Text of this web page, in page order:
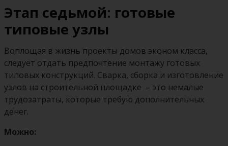
Этап седьмой: готовые
типовые узлы
Воплощая в жизнь проекты домов эконом класса,
следует отдать предпочтение монтажу готовых
типовых конструкций. Сварка, сборка и изготовление
узлов на строительной площадке – это немалые
трудозатраты, которые требую дополнительных
денег.
Можно: